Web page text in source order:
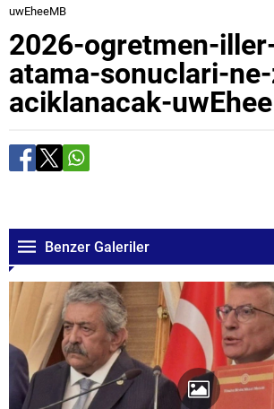
uwEheeMB
2026-ogretmen-
atama-sonuclari-
aciklanacak-
Benzer Galeriler